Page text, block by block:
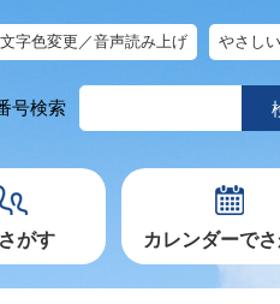
文字色変更／音声読み上げ やさし
号検索
ペ
ジ
号
がす カレンダーで